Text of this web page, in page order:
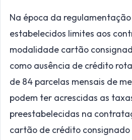
Na época da
estabelecidos limites aos
modalidade cartão
como ausência de crédito
de 84 parcelas mensais de
podem ter acrescidas as
preestabelecidas na
cartão de crédito consignado